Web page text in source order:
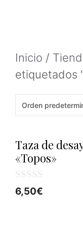
Inicio /
etiquetados
Taza de
«Topos»
0
d
6,50€